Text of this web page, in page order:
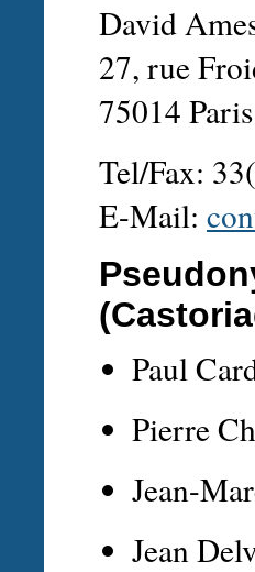
David
27, rue
75014
Tel/Fax:
E-Mail:
Paul
Pierre
Jean-
Jean